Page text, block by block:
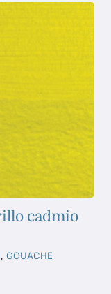
cadmio
, GOUACHE